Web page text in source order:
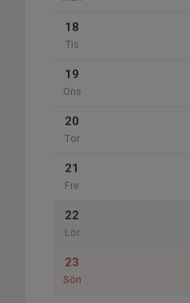
18
Tis
19
Ons
20
Tor
21
Fre
22
Lör
23
Sön